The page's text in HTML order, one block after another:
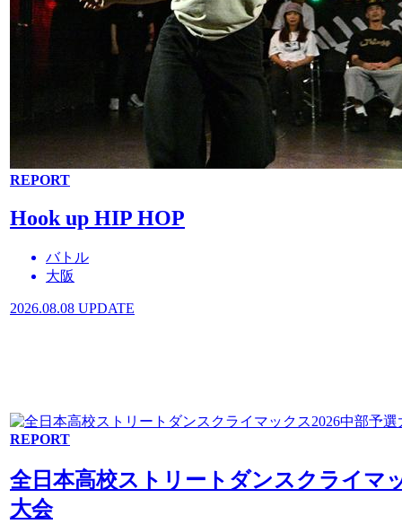
REPORT
Hook up HIP HOP
バトル
大阪
2026.08.08 UPDATE
REPORT
全日本高校ストリートダンスクライマ
大会